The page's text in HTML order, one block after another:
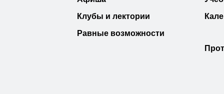
Клубы и лектории
Равные возможности